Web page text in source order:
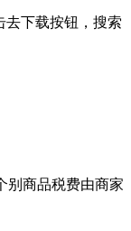
去下载按钮，搜索
别商品税费由商家